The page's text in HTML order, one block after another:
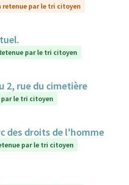
retenue par le tri citoyen
par le tri citoyen
2, rue du cimetière
par le tri citoyen
des droits de l'homme
par le tri citoyen